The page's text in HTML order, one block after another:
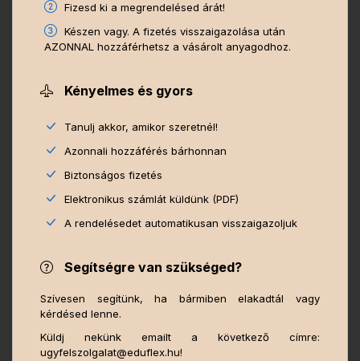
Fizesd ki a megrendelésed árát!
Készen vagy. A fizetés visszaigazolása után
AZONNAL hozzáférhetsz a vásárolt anyagodhoz.
Kényelmes és gyors
Tanulj akkor, amikor szeretnél!
Azonnali hozzáférés bárhonnan
Biztonságos fizetés
Elektronikus számlát küldünk (PDF)
A rendelésedet automatikusan visszaigazoljuk
Segítségre van szükséged?
Szívesen segítünk, ha bármiben elakadtál vagy
kérdésed lenne.
Küldj nekünk emailt a következő címre:
ugyfelszolgalat@eduflex.hu!